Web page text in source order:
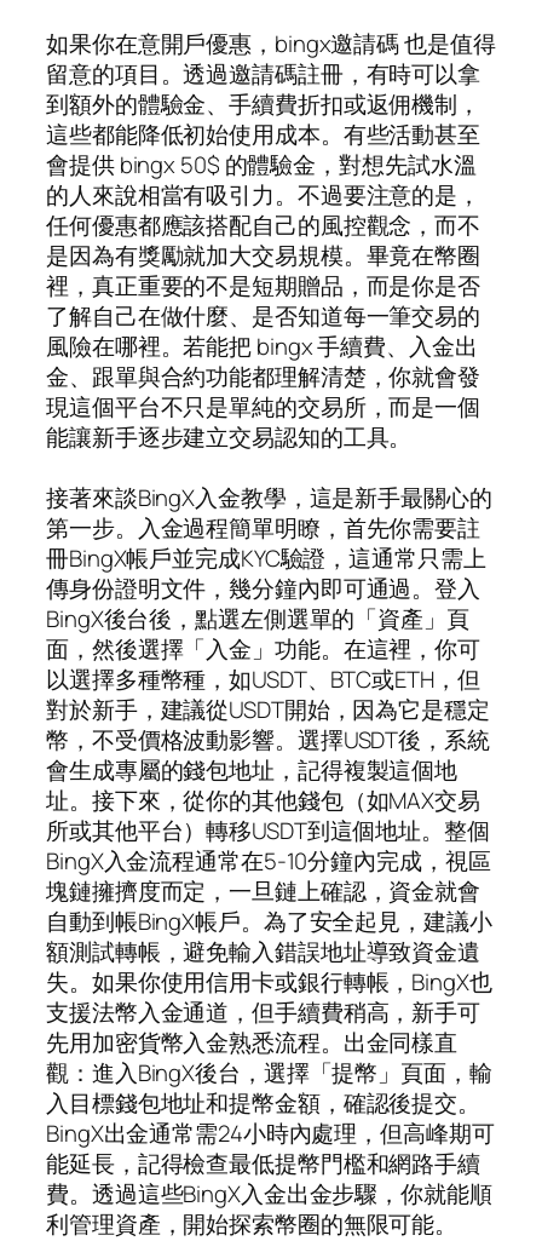
如果你在意開戶優惠，bingx邀請碼 也是值得
留意的項目。透過邀請碼註冊，有時可以拿
到額外的體驗金、手續費折扣或返佣機制，
這些都能降低初始使用成本。有些活動甚至
會提供 bingx 50$ 的體驗金，對想先試水溫
的人來說相當有吸引力。不過要注意的是，
任何優惠都應該搭配自己的風控觀念，而不
是因為有獎勵就加大交易規模。畢竟在幣圈
裡，真正重要的不是短期贈品，而是你是否
了解自己在做什麼、是否知道每一筆交易的
風險在哪裡。若能把 bingx 手續費、入金出
金、跟單與合約功能都理解清楚，你就會發
現這個平台不只是單純的交易所，而是一個
能讓新手逐步建立交易認知的工具。
接著來談BingX入金教學，這是新手最關心的
第一步。入金過程簡單明瞭，首先你需要註
冊BingX帳戶並完成KYC驗證，這通常只需上
傳身份證明文件，幾分鐘內即可通過。登入
BingX後台後，點選左側選單的「資產」頁
面，然後選擇「入金」功能。在這裡，你可
以選擇多種幣種，如USDT、BTC或ETH，但
對於新手，建議從USDT開始，因為它是穩定
幣，不受價格波動影響。選擇USDT後，系統
會生成專屬的錢包地址，記得複製這個地
址。接下來，從你的其他錢包（如MAX交易
所或其他平台）轉移USDT到這個地址。整個
BingX入金流程通常在5-10分鐘內完成，視區
塊鏈擁擠度而定，一旦鏈上確認，資金就會
自動到帳BingX帳戶。為了安全起見，建議小
額測試轉帳，避免輸入錯誤地址導致資金遺
失。如果你使用信用卡或銀行轉帳，BingX也
支援法幣入金通道，但手續費稍高，新手可
先用加密貨幣入金熟悉流程。出金同樣直
觀：進入BingX後台，選擇「提幣」頁面，輸
入目標錢包地址和提幣金額，確認後提交。
BingX出金通常需24小時內處理，但高峰期可
能延長，記得檢查最低提幣門檻和網路手續
費。透過這些BingX入金出金步驟，你就能順
利管理資產，開始探索幣圈的無限可能。